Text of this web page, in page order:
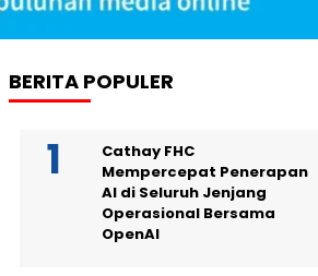
BERITA POPULER
Cathay FHC
Mempercepat Penerapan
AI di Seluruh Jenjang
Operasional Bersama
OpenAI